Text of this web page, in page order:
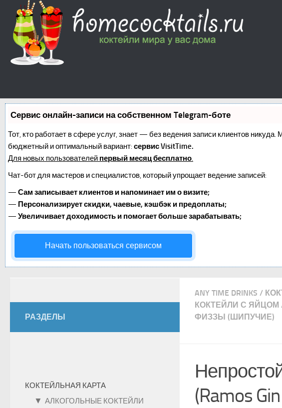
Сервис онлайн-записи на собственном Telegram-боте
Тот, кто работает в сфере услуг, знает — без ведения записи клиентов
бюджетный и оптимальный вариант: сервис VisitTime.
Для новых пользователей первый месяц бесплатно.
Чат-бот для мастеров и специалистов, который упрощает ведение записей:
— Сам записывает клиентов и напоминает им о визите;
— Персонализирует скидки, чаевые, кэшбэк и предоплаты;
— Увеличивает доходимость и помогает больше зарабатывать;
Начать пользоваться сервисом
ANY TIME DRINKS /
КОКТЕЙЛИ С ЯЙЦОМ
ФИЗЗЫ (ШИПУЧИЕ)
(Ramos
РАЗДЕЛЫ
КОКТЕЙЛЬНАЯ КАРТА
▼ АЛКОГОЛЬНЫЕ КОКТЕЙЛИ